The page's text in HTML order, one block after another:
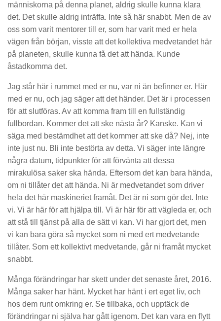
människorna på denna planet, aldrig skulle kunna klara
det. Det skulle aldrig inträffa. Inte så här snabbt. Men de av
oss som varit mentorer till er, som har varit med er hela
vägen från början, visste att det kollektiva medvetandet här
på planeten, skulle kunna få det att hända. Kunde
åstadkomma det.
Jag står här i rummet med er nu, var ni än befinner er. Här
med er nu, och jag säger att det händer. Det är i processen
för att slutföras. Av att komma fram till en fullständig
fullbordan. Kommer det att ske nästa år? Kanske. Kan vi
säga med bestämdhet att det kommer att ske då? Nej, inte
inte just nu. Bli inte bestörta av detta. Vi säger inte längre
några datum, tidpunkter för att förvänta att dessa
mirakulösa saker ska hända. Eftersom det kan bara hända,
om ni tillåter det att hända. Ni är medvetandet som driver
hela det här maskineriet framåt. Det är ni som gör det. Inte
vi. Vi är här för att hjälpa till. Vi är här för att vägleda er, och
att stå till tjänst på alla de sätt vi kan. Vi har gjort det, men
vi kan bara göra så mycket som ni med ert medvetande
tillåter. Som ett kollektivt medvetande, går ni framåt mycket
snabbt.
Många förändringar har skett under det senaste året, 2016.
Många saker har hänt. Mycket har hänt i ert eget liv, och
hos dem runt omkring er. Se tillbaka, och upptäck de
förändringar ni själva har gått igenom. Det kan vara en flytt